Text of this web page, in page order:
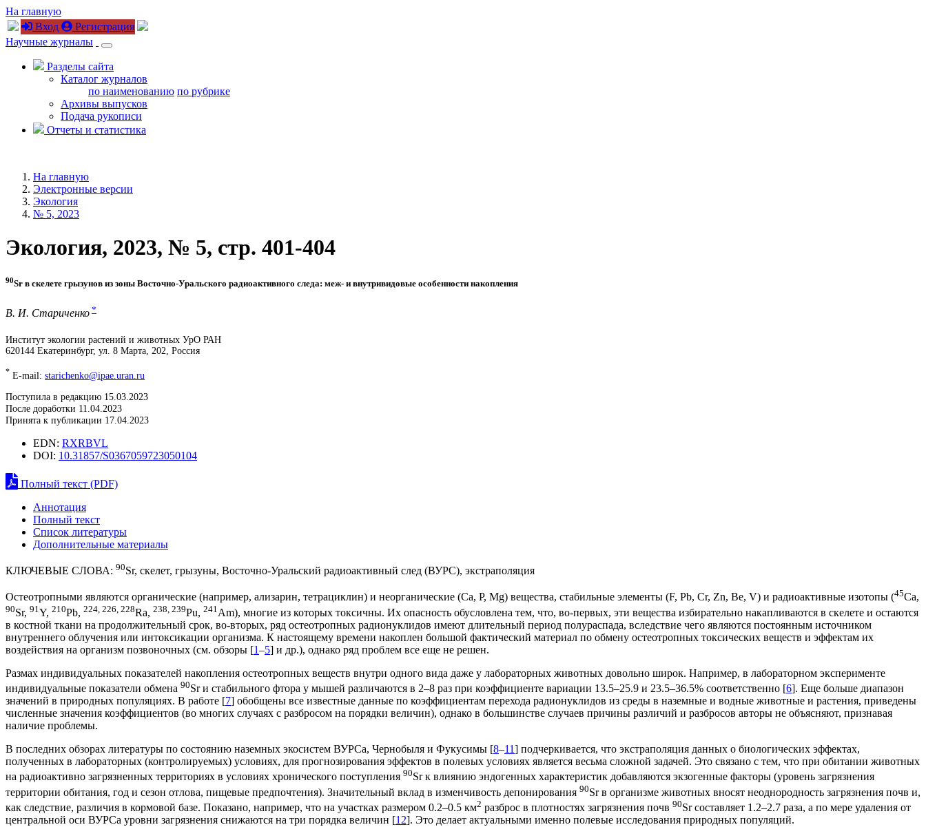
На главную
Вход
Регистрация
Научные журналы
Разделы сайта
Каталог журналов
по наименованию по рубрике
Архивы выпусков
Подача рукописи
Отчеты и статистика
На главную
Электронные версии
Экология
№ 5, 2023
Экология, 2023, № 5, стр. 401-404
90Sr в скелете грызунов из зоны Восточно-Уральского радиоактивного следа: меж- и внутривидовые особенности накопления
В. И. Стариченко *
Институт экологии растений и животных УрО РАН
620144 Екатеринбург, ул. 8 Марта, 202, Россия
* E-mail: starichenko@ipae.uran.ru
Поступила в редакцию 15.03.2023
После доработки 11.04.2023
Принята к публикации 17.04.2023
EDN: RXRBVL
DOI: 10.31857/S0367059723050104
Полный текст (PDF)
Аннотация
Полный текст
Список литературы
Дополнительные материалы
КЛЮЧЕВЫЕ СЛОВА: 90Sr, скелет, грызуны, Восточно-Уральский радиоактивный след (ВУРС), экстраполяция
Остеотропными являются органические (например, ализарин, тетрациклин) и неорганические (Ca, P, Mg) вещества, стабильные элементы (F, Pb, Cr, Zn, Be, V) и радиоактивные изотопы (45Ca,
90Sr, 91 Y, 210Pb, 224, 226, 228Ra, 238, 239Pu, 241 Am), многие из которых токсичны. Их опасность обусловлена тем, что, во-первых, эти вещества избирательно накапливаются в скелете и остаются
в костной ткани на продолжительный срок, во-вторых, ряд остеотропных радионуклидов имеют длительный период полураспада, вследствие чего являются постоянным источником
внутреннего облучения или интоксикации организма. К настоящему времени накоплен большой фактический материал по обмену остеотропных токсических веществ и эффектам их
воздействия на организм позвоночных (см. обзоры [1–5] и др.), однако ряд проблем все еще не решен.
Размах индивидуальных показателей накопления остеотропных веществ внутри одного вида даже у лабораторных животных довольно широк. Например, в лабораторном эксперименте
индивидуальные показатели обмена 90Sr и стабильного фтора у мышей различаются в 2–8 раз при коэффициенте вариации 13.5–25.9 и 23.5–36.5% соответственно [6]. Еще больше диапазон
значений в природных популяциях. В работе [7] обобщены все известные данные по коэффициентам перехода радионуклидов из среды в наземные и водные животные и растения, приведены
численные значения коэффициентов (во многих случаях с разбросом на порядки величин), однако в большинстве случаев причины различий и разбросов авторы не объясняют, признавая
наличие проблемы.
В последних обзорах литературы по состоянию наземных экосистем ВУРСа, Чернобыля и Фукусимы [8–11] подчеркивается, что экстраполяция данных о биологических эффектах,
полученных в лабораторных (контролируемых) условиях, для прогнозирования эффектов в полевых условиях является весьма сложной задачей. Это связано с тем, что при обитании животных
на радиоактивно загрязненных территориях в условиях хронического поступления 90Sr к влиянию эндогенных характеристик добавляются экзогенные факторы (уровень загрязнения
территории обитания, год и сезон отлова, пищевые предпочтения). Значительный вклад в изменчивость депонирования 90Sr в организме животных вносят неоднородность загрязнения почв и,
как следствие, различия в кормовой базе. Показано, например, что на участках размером 0.2–0.5 км2 разброс в плотностях загрязнения почв 90Sr составляет 1.2–2.7 раза, а по мере удаления от
центральной оси ВУРСа уровни загрязнения снижаются на три порядка величин [12]. Это делает актуальными именно полевые исследования природных популяций.